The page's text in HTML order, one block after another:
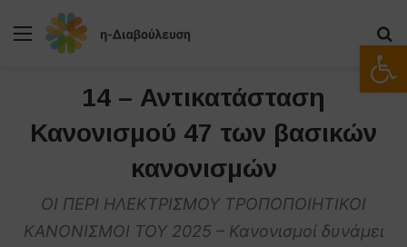
Μενού
14 – Αντικατάσταση
Κανονισμού 47 των βασικών
κανονισμών
ΟΙ ΠΕΡΙ ΗΛΕΚΤΡΙΣΜΟΥ ΤΡΟΠΟΠΟΙΗΤΙΚΟΙ
ΚΑΝΟΝΙΣΜΟΙ ΤΟΥ 2025 – Κανονισμοί δυνάμει